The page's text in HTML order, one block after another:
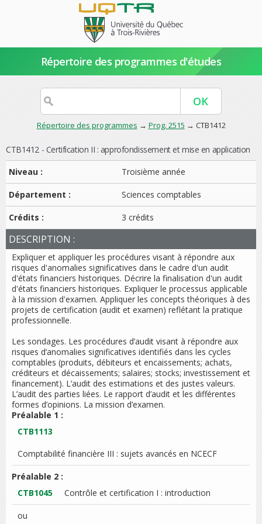
Répertoire des programmes d'études
Répertoire des programmes → Prog. 2515 → CTB1412
CTB1412 - Certification II : approfondissement et mise en application
Niveau :
Troisième année
Département : Sciences comptables
Crédits : 3 crédits
DESCRIPTION :
Expliquer et appliquer les procédures visant à répondre aux
risques d'anomalies significatives dans le cadre d'un audit
d'états financiers historiques. Décrire la finalisation d'un audit
d'états financiers historiques. Expliquer le processus applicable
à la mission d'examen. Appliquer les concepts théoriques à des
projets de certification (audit et examen) reflétant la pratique
professionnelle.
Les sondages. Les procédures d’audit visant à répondre aux
risques d’anomalies significatives identifiés dans les cycles
comptables (produits, débiteurs et encaissements; achats,
créditeurs et décaissements; salaires; stocks; investissement et
financement). L’audit des estimations et des justes valeurs.
L’audit des parties liées. Le rapport d’audit et les différentes
formes d’opinions. La mission d’examen.
Préalable 1 :
CTB1113
Comptabilité financière III : sujets avancés en NCECF
Préalable 2 :
CTB1045
Contrôle et certification I : introduction
ou